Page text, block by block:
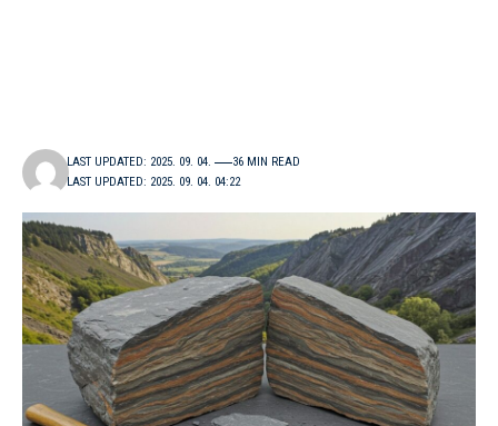
LAST UPDATED: 2025. 09. 04. 04:22
LAST UPDATED: 2025. 09. 04. 36 MIN READ